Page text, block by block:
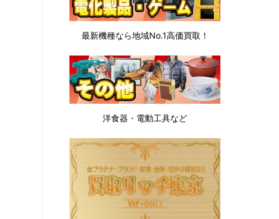
最新機種なら地域No.1高価買取！
洋食器・電動工具など